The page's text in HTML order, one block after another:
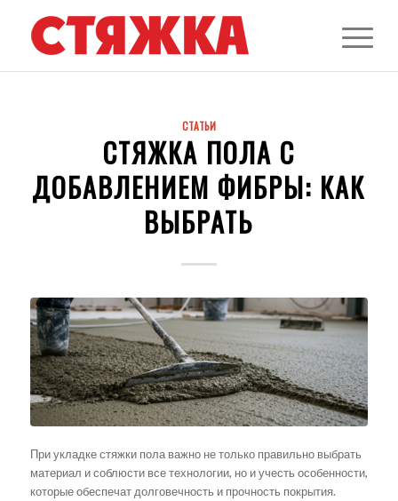
СТАТЬИ
СТЯЖКА ПОЛА С
ДОБАВЛЕНИЕМ ФИБРЫ: КАК
ВЫБРАТЬ
При укладке стяжки пола важно не только правильно выбрать
материал и соблюсти все технологии, но и учесть особенности,
которые обеспечат долговечность и прочность покрытия.